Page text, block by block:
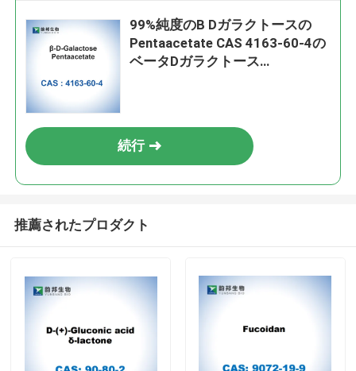
99%純度のΒ Dガラクトースの
Pentaacetate CAS 4163-60-4の
ベータDガラクトース
続行
推薦されたプロダクト